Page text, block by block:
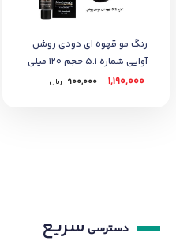
رنگ مو قهوه ای دودی روشن
آوایی شماره 5.1 حجم 120 میلی
لیتر
1,190,000
900,000 ﷼
دسترسی سریع